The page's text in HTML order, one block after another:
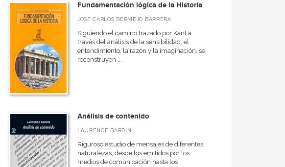
Fundamentación lógica de la Historia
JOSÉ CARLOS BERMEJO BARRERA
Siguiendo el camino trazado por Kant a
través del análisis de la sensibilidad, el
entendimiento, la razón y la imaginación, se
reconstruyen ...
Análisis de contenido
LAURENCE BARDIN
Riguroso estudio de mensajes de diferentes
naturalezas, desde los emitidos por los
medios de comunicación hasta los